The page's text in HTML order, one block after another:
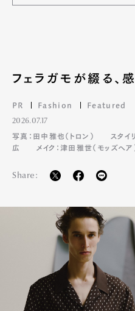
フェラガモが綴る、
PR Fashion Featured
2026.07.17
写真：田中雅也（トロン）
スタイ
広
メイク：津田雅世（モッズヘア
Share: